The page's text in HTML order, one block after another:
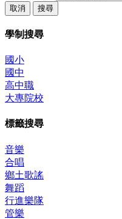
取消 搜尋
學制搜尋
國小
國中
高中職
大專院校
標籤搜尋
音樂
合唱
鄉土歌謠
舞蹈
行進樂隊
管樂